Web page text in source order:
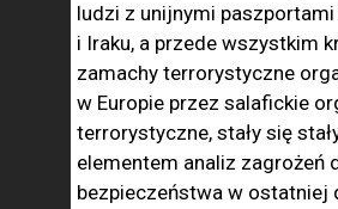
ludzi z unijnymi paszportami
i Iraku, a przede wszystkim
zamachy terrorystyczne
w Europie przez salafickie
terrorystyczne, stały się
elementem analiz zagrożeń
bezpieczeństwa w ostatniej